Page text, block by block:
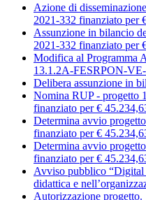
Azione di
2021-332 finanziato per
Assunzione in bilancio
2021-332 finanziato per
Modifica al Programma
13.1.2A-FESRPON-
Delibera assunzione in
Nomina RUP - progetto
finanziato per €
Determina avvio
finanziato per €
Determina avvio
finanziato per €
Avviso pubblico “Digital
didattica e
Autorizzazione progetto.